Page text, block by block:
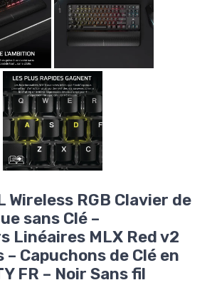
Wireless RGB Clavier de
sans Clé –
Linéaires MLX Red v2
Capuchons de Clé en
FR – Noir Sans fil